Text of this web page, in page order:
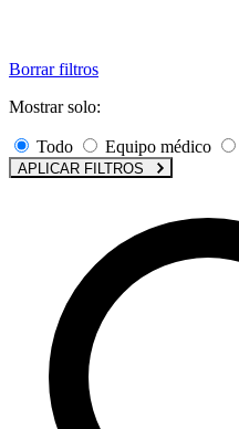
Borrar filtros
Mostrar solo:
Todo Equipo médico
APLICAR FILTROS